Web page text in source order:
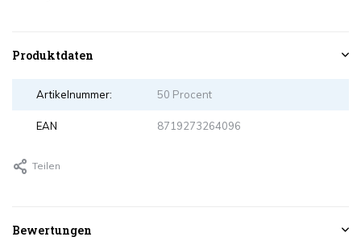
Produktdaten
Artikelnummer: 50 Procent
EAN 8719273264096
Teilen
Bewertungen